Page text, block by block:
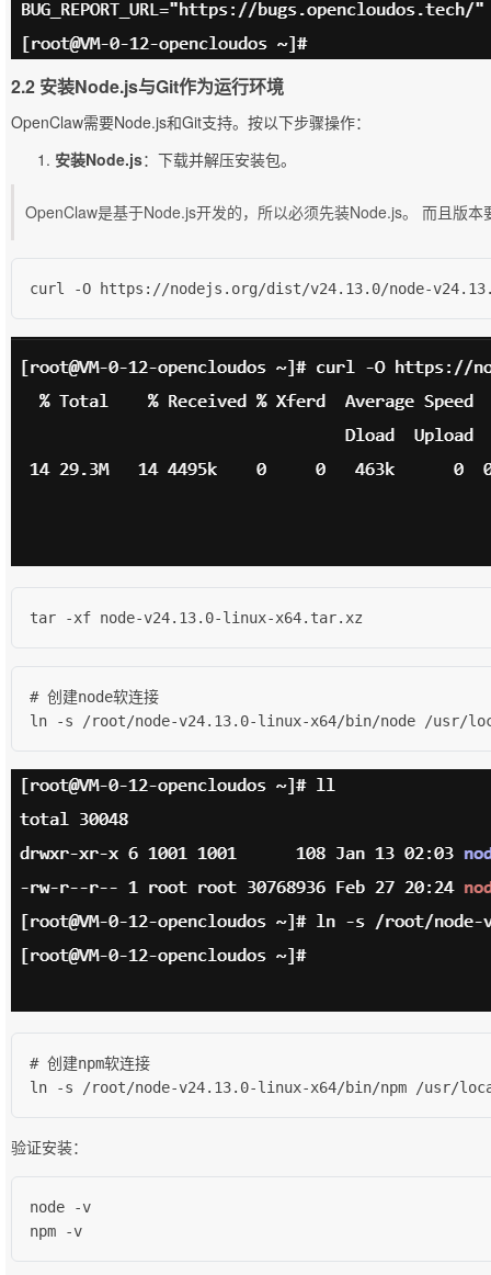
2.2 安装Node.js与Git作为运行环境
OpenClaw需要Node.js和Git支持。按以下步骤操作：
安装Node.js：下载并解压安装包。
OpenClaw是基于Node.js开发的，所以必须先装Node.js。 而且版
curl -O https://nodejs.org/dist/v24.13.0/node-
tar -xf node-v24.13.0-linux-x64.tar.xz
# 创建node软连接
ln -s /root/node-v24.13.0-linux-x64/bin/node /usr/
# 创建npm软连接
ln -s /root/node-v24.13.0-linux-x64/bin/npm /usr/
验证安装：
node -v
npm -v